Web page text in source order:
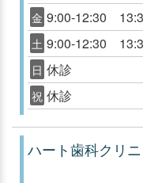
金 9:00-12:30
土 9:00-12:30
日 休診
祝 休診
ハート歯科クリ